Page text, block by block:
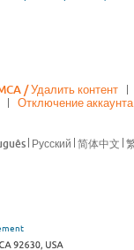
/ Удалить контент
Отключение аккаунта